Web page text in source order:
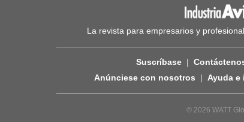
La revista para empresarios y
Suscríbase
Anúnciese con nosotros
Ayuda e
© 2026 WATT